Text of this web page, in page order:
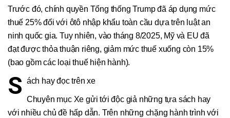
Trước đó, chính quyền Tổng thống Trump đã áp dụng mức
thuế 25% đối với ôtô nhập khẩu toàn cầu dựa trên luật an
ninh quốc gia. Tuy nhiên, vào tháng 8/2025, Mỹ và EU đã
đạt được thỏa thuận riêng, giảm mức thuế xuống còn 15%
(bao gồm các loại thuế hiện hành).
S ách hay đọc trên xe
Chuyên mục Xe gửi tới độc giả những tựa sách hay
với nhiều chủ đề hấp dẫn. Trên những chặng hành trình với